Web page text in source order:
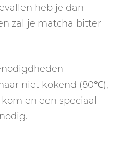
heb je dan
zal je matcha bitter
niet kokend (80℃),
en een speciaal
nodig.